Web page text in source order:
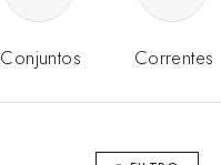
Conjuntos Correntes